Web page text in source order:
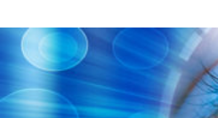
to
contentvinivida.lk